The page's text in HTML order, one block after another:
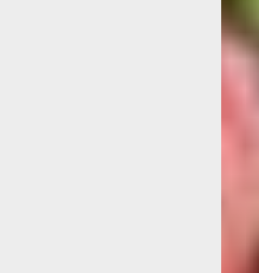
Где
а
И
то
на
по